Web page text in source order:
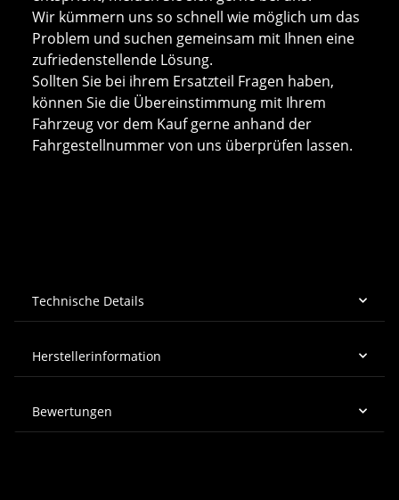
Wir kümmern uns so schnell wie möglich um das
Problem und suchen gemeinsam mit Ihnen eine
zufriedenstellende Lösung.
Sollten Sie bei ihrem Ersatzteil Fragen haben,
können Sie die Übereinstimmung mit Ihrem
Fahrzeug vor dem Kauf gerne anhand der
Fahrgestellnummer von uns überprüfen lassen.
Technische Details
Herstellerinformation
Bewertungen